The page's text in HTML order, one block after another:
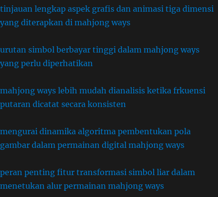
tinjauan lengkap aspek grafis dan animasi tiga dimensi
yang diterapkan di mahjong ways
urutan simbol berbayar tinggi dalam mahjong ways
yang perlu diperhatikan
mahjong ways lebih mudah dianalisis ketika frkuensi
putaran dicatat secara konsisten
mengurai dinamika algoritma pembentukan pola
gambar dalam permainan digital mahjong ways
peran penting fitur transformasi simbol liar dalam
menetukan alur permainan mahjong ways